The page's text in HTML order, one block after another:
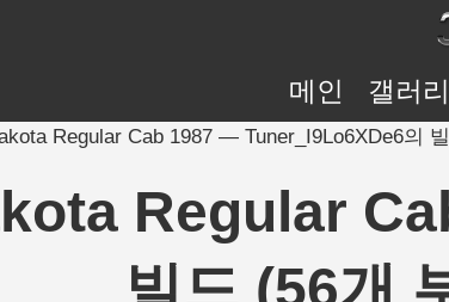
메인 갤러리
Regular Cab 1987 — Tuner_I9Lo6XDe6의
Regular
빌드 (56개